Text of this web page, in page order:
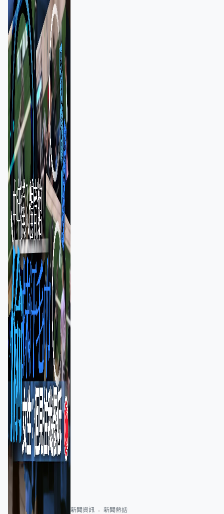
新聞資訊 新聞熱話